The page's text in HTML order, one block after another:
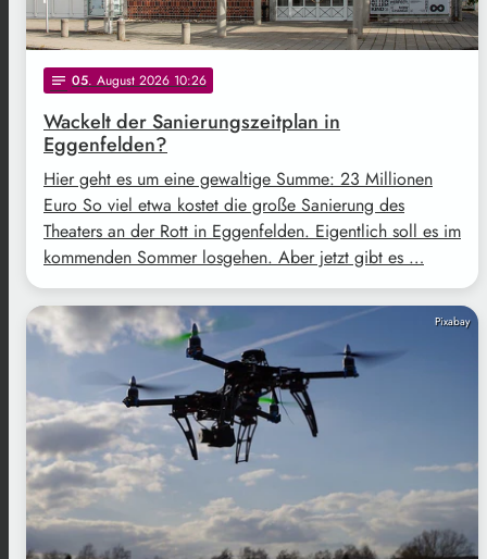
notes 05. August 2026 10:26
Wackelt der Sanierungszeitplan in
Eggenfelden?
Hier geht es um eine gewaltige Summe: 23 Millionen
Euro So viel etwa kostet die große Sanierung des
Theaters an der Rott in Eggenfelden. Eigentlich soll es im
kommenden Sommer losgehen. Aber jetzt gibt es …
Pixabay